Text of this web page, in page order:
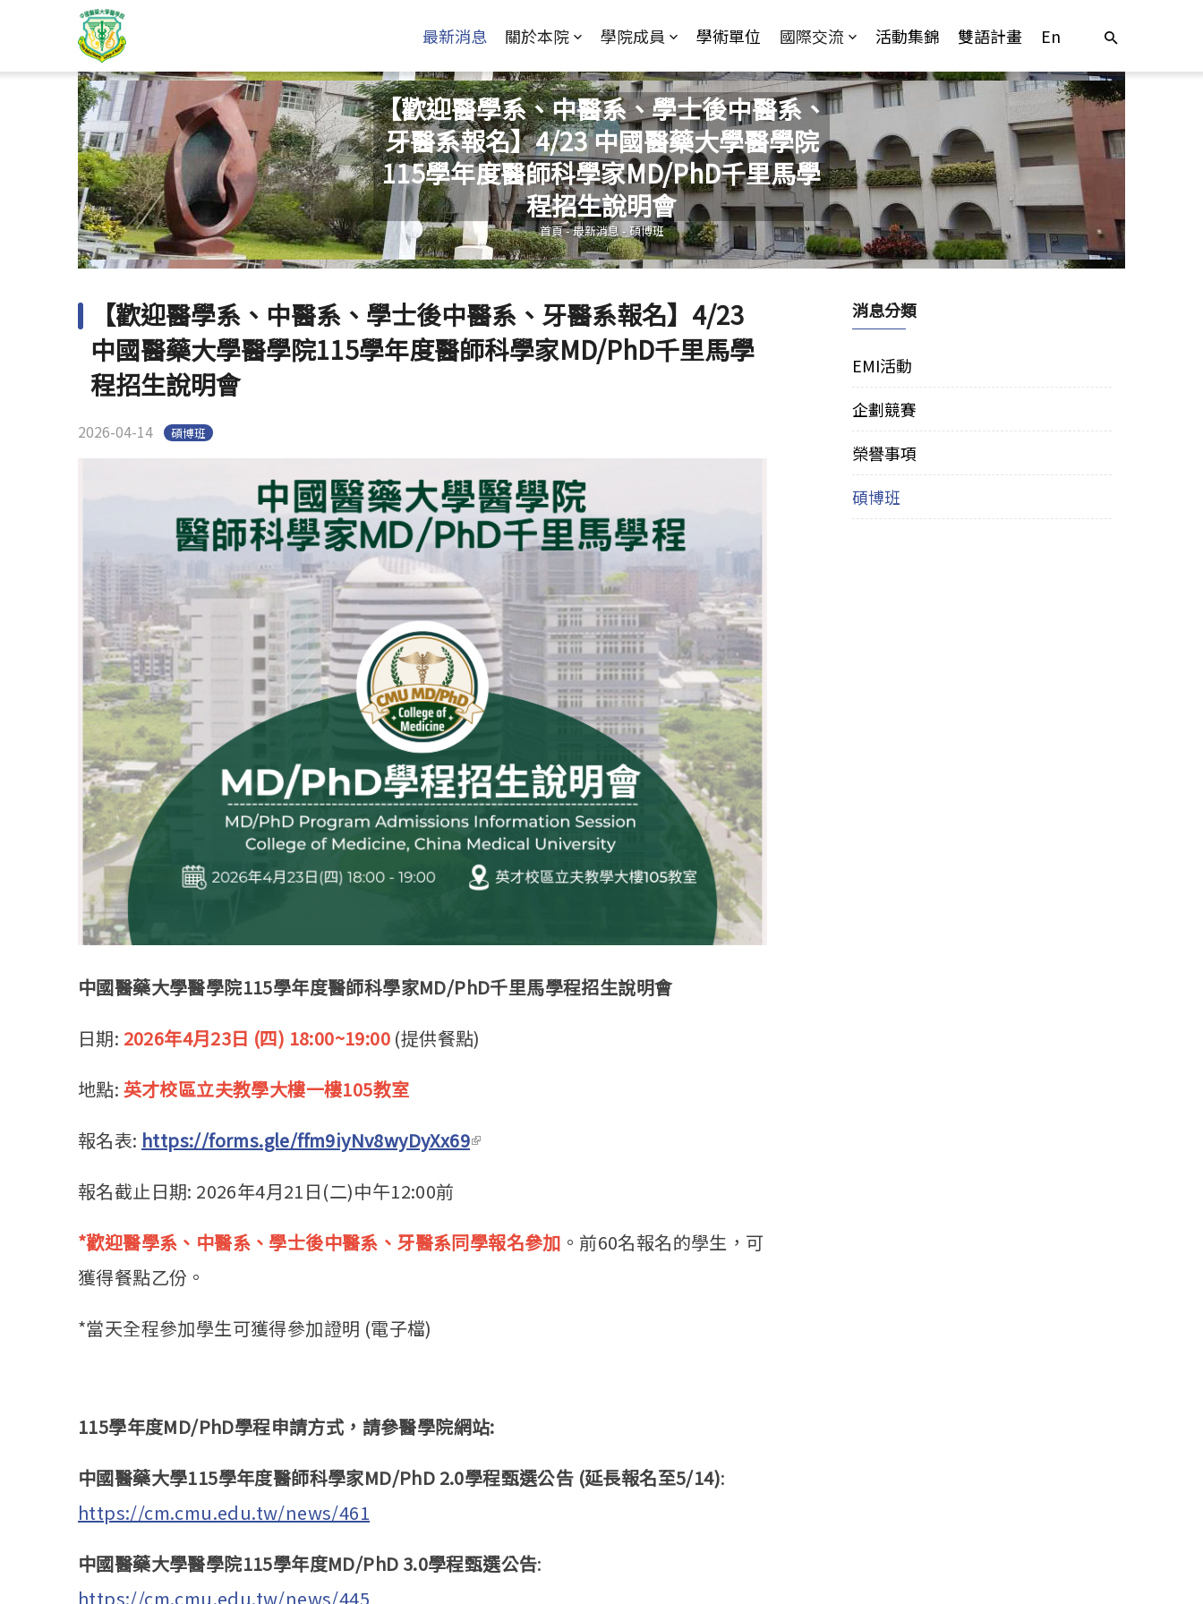
最新消息 關於本院 學院成員 學術單位 國際交流 活動集錦 雙語計畫 En
【歡迎醫學系、中醫系、學士後中醫系、
牙醫系報名】4/23 中國醫藥大學醫學院
115學年度醫師科學家MD/PhD千里馬學
程招生說明會
您在這裡
首頁-最新消息- 碩博班
【歡迎醫學系、中醫系、學士後中醫系、牙醫系報名】4/23
中國醫藥大學醫學院115學年度醫師科學家MD/PhD千里馬學
程招生說明會
2026-04-14 碩博班
中國醫藥大學醫學院115學年度醫師科學家MD/PhD千里馬學程招生說明會
日期: 2026年4月23日 (四) 18:00~19:00 (提供餐點)
地點: 英才校區立夫教學大樓一樓105教室
報名表: https://forms.gle/ffm9iyNv8wyDyXx69(link is external)
報名截止日期: 2026年4月21日(二)中午12:00前
*歡迎醫學系、中醫系、學士後中醫系、牙醫系同學報名參加 。前60名報名的學生，可
獲得餐點乙份。
*當天全程參加學生可獲得參加證明 (電子檔)
115學年度MD/PhD學程申請方式，請參醫學院網站:
中國醫藥大學115學年度醫師科學家MD/PhD 2.0學程甄選公告 (延長報名至5/14):
https://cm.cmu.edu.tw/news/461
中國醫藥大學醫學院115學年度MD/PhD 3.0學程甄選公告:
https://cm.cmu.edu.tw/news/445
消息分類
EMI活動
企劃競賽
榮譽事項
碩博班